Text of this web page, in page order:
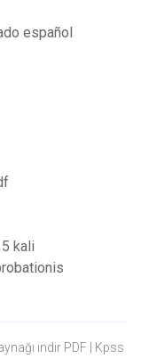
español
kali
indir PDF | Kpss